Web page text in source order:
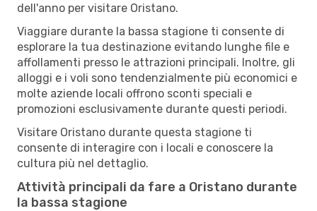
dell'anno per visitare Oristano.
Viaggiare durante la bassa stagione ti consente di
esplorare la tua destinazione evitando lunghe file e
affollamenti presso le attrazioni principali. Inoltre, gli
alloggi e i voli sono tendenzialmente più economici e
molte aziende locali offrono sconti speciali e
promozioni esclusivamente durante questi periodi.
Visitare Oristano durante questa stagione ti
consente di interagire con i locali e conoscere la
cultura più nel dettaglio.
Attività principali da fare a Oristano durante
la bassa stagione